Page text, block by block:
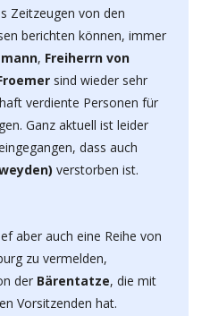
Zeitzeugen von den
berichten können, immer
, Freiherrn von
sind wieder sehr
verdiente Personen für
Ganz aktuell ist leider
dass auch
verstorben ist.
aber auch eine Reihe von
zu vermelden,
der Bärentatze, die mit
Vorsitzenden hat.